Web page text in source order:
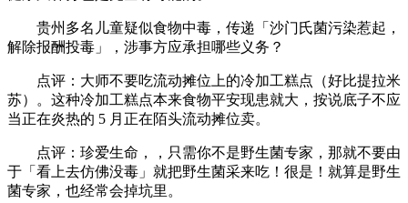
贵州多名儿童疑似食物中毒，传递「沙门氏菌污染惹起，
解除报酬投毒」，涉事方应承担哪些义务？
点评：大师不要吃流动摊位上的冷加工糕点（好比提拉米
苏）。这种冷加工糕点本来食物平安现患就大，按说底子不应
当正在炎热的 5 月正在陌头流动摊位卖。
点评：珍爱生命，，只需你不是野生菌专家，那就不要由
于「看上去仿佛没毒」就把野生菌采来吃！很是！就算是野生
菌专家，也经常会掉坑里。